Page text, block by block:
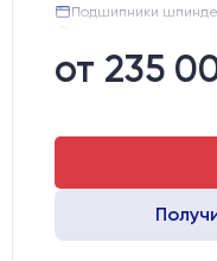
Подшипники
Стол:
Двигатели:
от 235